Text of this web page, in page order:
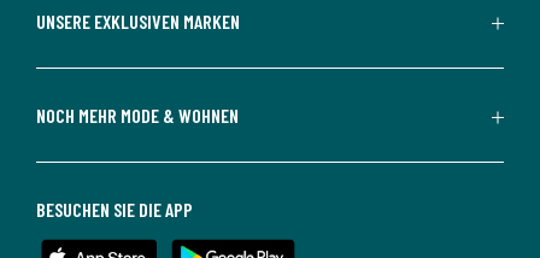
UNSERE EXKLUSIVEN MARKEN
NOCH MEHR MODE & WOHNEN
BESUCHEN SIE DIE APP